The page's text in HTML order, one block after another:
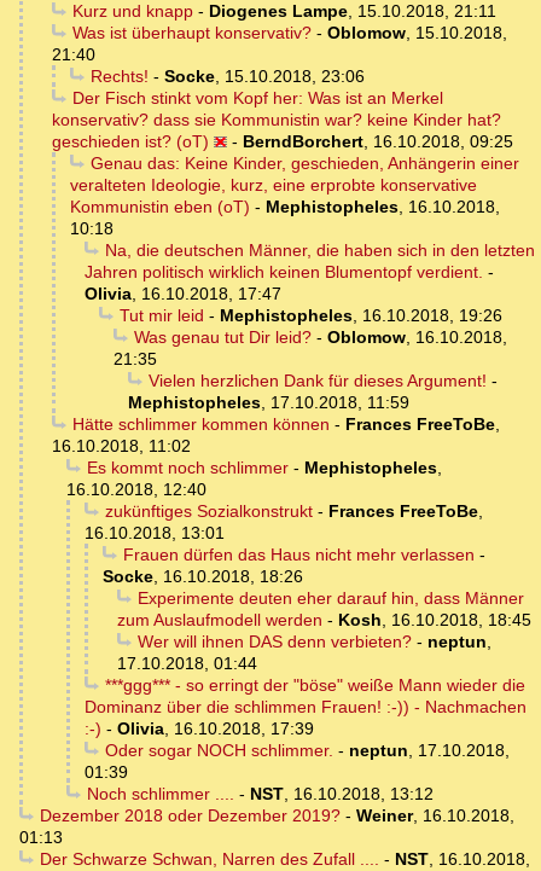
Kurz und knapp- Diogenes Lampe, 15.10.2018, 21:11
Was ist überhaupt konservativ?- Oblomow, 15.10.2018,
21:40
Rechts! - Socke, 15.10.2018, 23:06
Der Fisch stinkt vom Kopf her: Was ist an Merkel
konservativ? dass sie Kommunistin war? keine Kinder hat?
geschieden ist? (oT)
- BerndBorchert, 16.10.2018, 09:25
Genau das: Keine Kinder, geschieden, Anhängerin einer
veralteten Ideologie, kurz, eine erprobte konservative
Kommunistin eben (oT) - Mephistopheles, 16.10.2018,
10:18
Na, die deutschen Männer, die haben sich in den letzten
Jahren politisch wirklich keinen Blumentopf verdient. -
Olivia, 16.10.2018, 17:47
Tut mir leid - Mephistopheles, 16.10.2018, 19:26
Was genau tut Dir leid?- Oblomow, 16.10.2018,
21:35
Vielen herzlichen Dank für dieses Argument! -
Mephistopheles, 17.10.2018, 11:59
Hätte schlimmer kommen können - Frances FreeToBe,
16.10.2018, 11:02
Es kommt noch schlimmer- Mephistopheles,
16.10.2018, 12:40
zukünftiges Sozialkonstrukt- Frances FreeToBe,
16.10.2018, 13:01
Frauen dürfen das Haus nicht mehr verlassen -
Socke, 16.10.2018, 18:26
Experimente deuten eher darauf hin, dass Männer
zum Auslaufmodell werden - Kosh, 16.10.2018, 18:45
Wer will ihnen DAS denn verbieten?- neptun,
17.10.2018, 01:44
***ggg*** - so erringt der "böse" weiße Mann wieder die
Dominanz über die schlimmen Frauen! :-)) - Nachmachen
:-) - Olivia, 16.10.2018, 17:39
Oder sogar NOCH schlimmer. - neptun, 17.10.2018,
01:39
Noch schlimmer .... - NST, 16.10.2018, 13:12
Dezember 2018 oder Dezember 2019?- Weiner, 16.10.2018,
01:13
Der Schwarze Schwan, Narren des Zufall .... - NST, 16.10.2018,